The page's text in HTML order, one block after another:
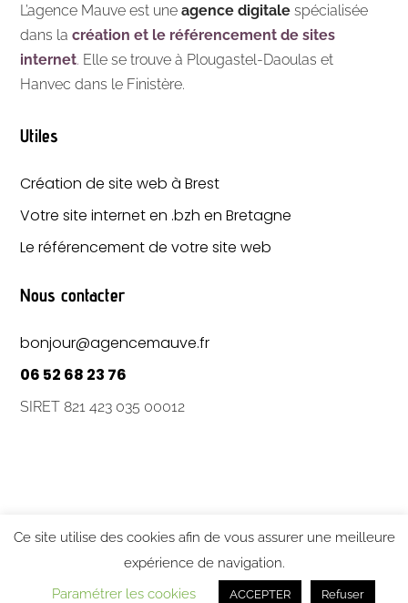
L’agence Mauve est uneagence digitale spécialisée
dans lacréation et le référencement de sites
internet. Elle se trouve à Plougastel-Daoulas et
Hanvec dans le Finistère.
Utiles
Création de site web à Brest
Votre site internet en .bzh en Bretagne
Le référencement de votre site web
Nous contacter
bonjour@agencemauve.fr
06 52 68 23 76
SIRET 821 423 035 00012
Mentions légales•Politique de confidentialité
Ce site utilise des cookies afin de vous assurer une meilleure
expérience de navigation.
Paramétrer les cookies
ACCEPTER Refuser